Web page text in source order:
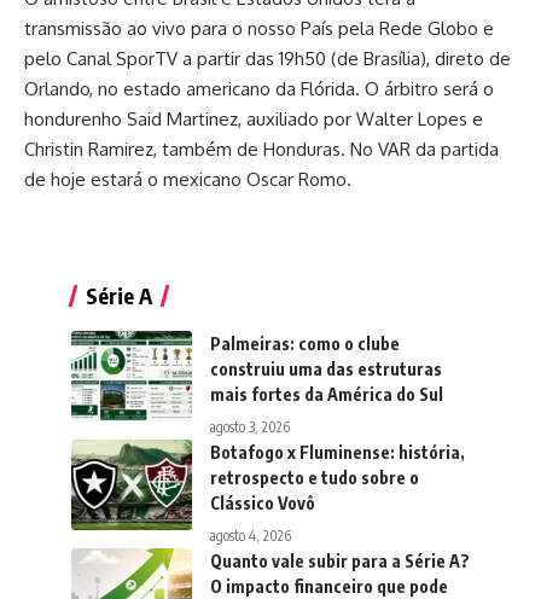
transmissão ao vivo para o nosso País pela Rede Globo e
pelo Canal SporTV a partir das 19h50 (de Brasília), direto de
Orlando, no estado americano da Flórida. O árbitro será o
hondurenho Said Martinez, auxiliado por Walter Lopes e
Christin Ramirez, também de Honduras. No VAR da partida
de hoje estará o mexicano Oscar Romo.
Série A
Palmeiras: como o clube
construiu uma das estruturas
mais fortes da América do Sul
agosto 3, 2026
Botafogo x Fluminense: história,
retrospecto e tudo sobre o
Clássico Vovô
agosto 4, 2026
Quanto vale subir para a Série A?
O impacto financeiro que pode